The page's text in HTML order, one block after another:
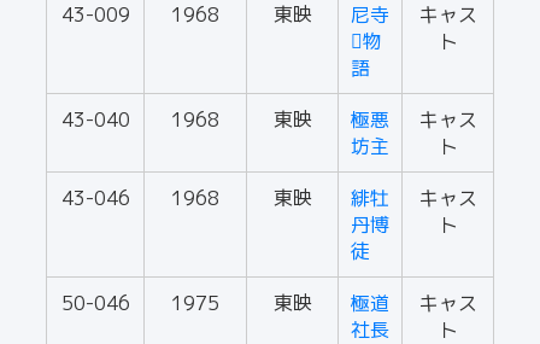
43-009 1968 東映
尼寺
物
語
キャス
ト
43-040 1968 東映
極悪
坊主
キャス
ト
43-046
1968 東映
緋牡
丹博
徒
キャス
ト
50-046 1975 東映
極道
社長
キャス
ト